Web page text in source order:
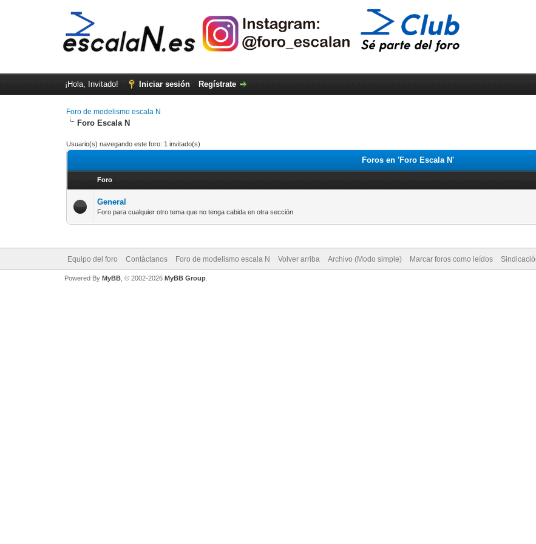
¡Hola, Invitado! Iniciar sesión Regístrate
Foro de modelismo escala N
Foro Escala N
Usuario(s) navegando este foro: 1 invitado(s)
Foros en 'Foro Escala N'
Foro
General
Foro para cualquier otro tema que no tenga cabida en otra sección
Equipo del foro Contáctanos Foro de modelismo escala N Volver arriba Archivo (Modo simple) Marcar foros como leídos
Powered By MyBB, © 2002-2026 MyBB Group.